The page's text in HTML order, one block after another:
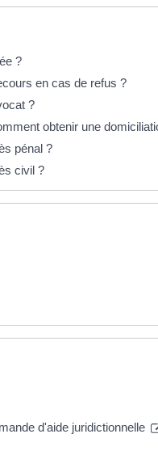
?
en cas de refus ?
?
obtenir une
pénal ?
civil ?
d'aide juridictionnelle